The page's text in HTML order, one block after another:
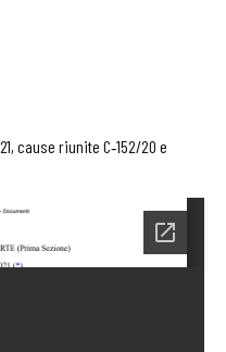
cause riunite C‑152/20 e